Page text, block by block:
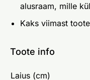
alusraam, mille
Kaks viimast
Toote info
Laius (cm)